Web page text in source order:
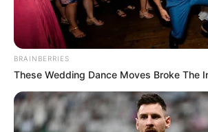
BRAINBERRIES
These Wedding Dance Moves Broke The